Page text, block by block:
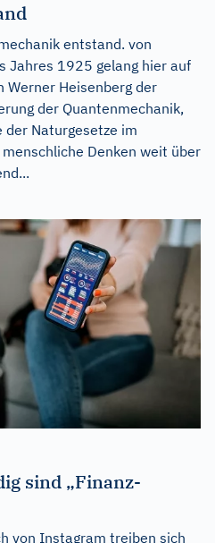
entstand. von
Jahres 1925 gelang hier auf
Werner Heisenberg der
der Quantenmechanik,
der Naturgesetze im
Denken weit über
sind „Finanz-
von Instagram treiben sich